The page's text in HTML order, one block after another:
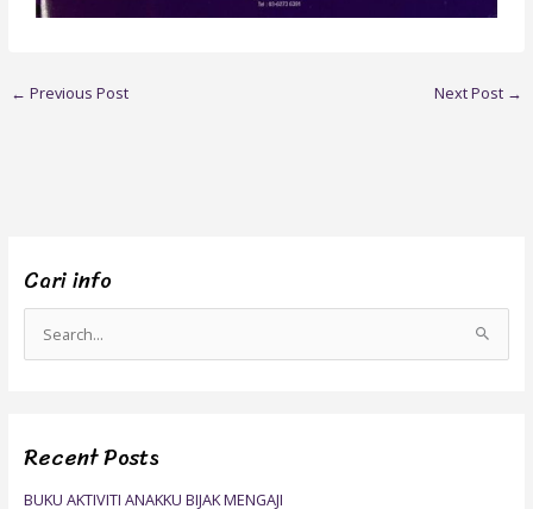
Cari info
e
c
Recent Posts
BUKU AKTIVITI ANAKKU BIJAK MENGAJI
← Previous Post Next Post →